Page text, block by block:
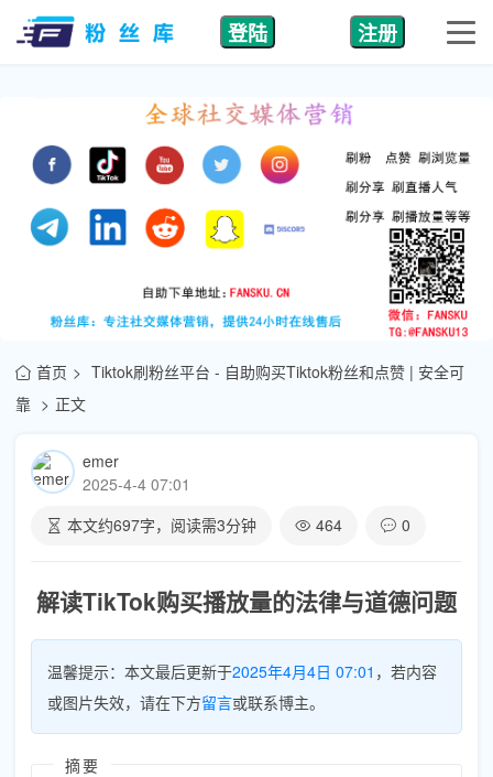
登陆 注册
首页
Tiktok刷粉丝平台 - 自助购买Tiktok粉丝和点赞 | 安全可
靠
正文
emer
2025-4-4 07:01
本文约697字，阅读需3分钟 464 0
解读TikTok购买播放量的法律与道德问题
温馨提示：本文最后更新于2025年4月4日 07:01 ，若内容
或图片失效，请在下方留言或联系博主。
摘要